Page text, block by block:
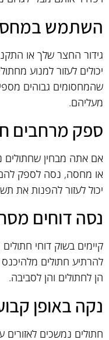
השתמש
גידור החצר שלך או
יכולים לעזור למנוע
שהמחסומים גבוהים
מעליהם.
ספק מרחבים
אם אתה מבחין שחתולים
או מחסה, נסה לספק להם
יכול לעזור להפנות את
נסה דוחים
קיימים בשוק דוחי
להרתיע חתולים
הן לחתולים והן לסביבה.
נקה באופן
חתולים נמשכים לאזורים